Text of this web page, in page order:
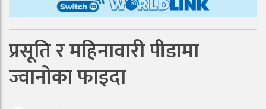
प्रसूति र महिनावारी पीडामा
ज्वानोका फाइदा